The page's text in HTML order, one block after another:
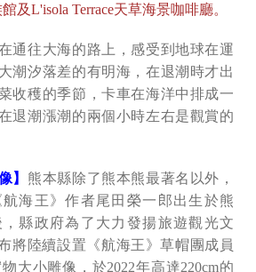
及L'isola Terrace天草海景咖啡廳。
通往大海的路上，感受到地球在運
潮汐落差的有明海，在退潮時才出
收穫的季節，卡車在海洋中排成一
退潮漲潮的兩個小時左右是觀賞的
】 熊本縣除了熊本熊最著名以外，
海王》作者尾田榮一郎出生於熊
縣政府為了大力發揚旅遊觀光文
將陸續設置《航海王》草帽團成員
大小雕像，於2022年高達220cm的